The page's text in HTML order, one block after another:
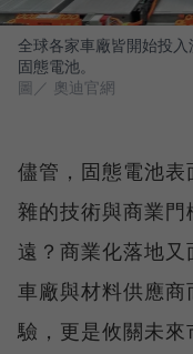
全球各家車廠皆開始投
固態電池。
圖／ 奧迪官網
儘管，固態電池
雜的技術與商業
遠？商業化落地
車廠與材料供應
驗，更是攸關未來